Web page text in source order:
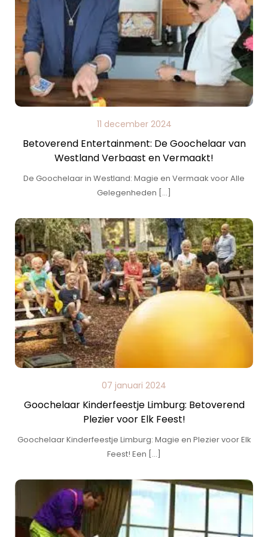
11 december 2024
Betoverend Entertainment: De Goochelaar van
Westland Verbaast en Vermaakt!
De Goochelaar in Westland: Magie en Vermaak voor Alle
Gelegenheden […]
07 januari 2024
Goochelaar Kinderfeestje Limburg: Betoverend
Plezier voor Elk Feest!
Goochelaar Kinderfeestje Limburg: Magie en Plezier voor Elk
Feest! Een […]